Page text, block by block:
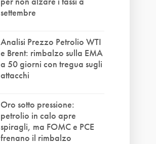
settembre
Analisi Prezzo Petrolio WTI
e Brent: rimbalzo sulla EMA
a 50 giorni con tregua sugli
attacchi
Oro sotto pressione:
petrolio in calo apre
spiragli, ma FOMC e PCE
frenano il rimbalzo